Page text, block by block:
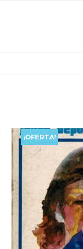
¡OFERTA!